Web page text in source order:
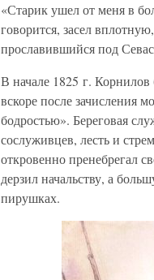
«Старик ушел от меня в
говорится, засел
прославившийся под
В начале 1825 г.
вскоре после зачисления
бодростью». Береговая
сослуживцев, лесть и
откровенно пренебрегал
дерзил начальству, а
пирушках.